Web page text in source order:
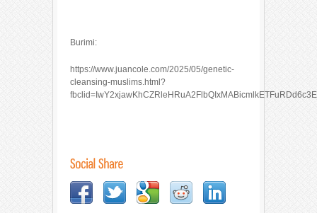
Burimi:
https://www.juancole.com/2025/05/genetic-
cleansing-muslims.html?